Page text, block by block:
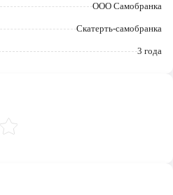
ООО Самобранка
Скатерть-самобранка
3 года